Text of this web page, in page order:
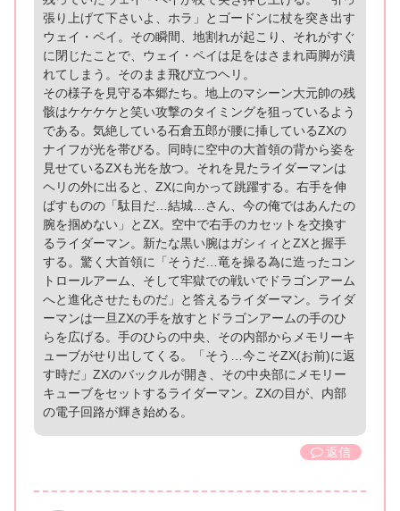
張り上げて下さいよ、ホラ」とゴードンに杖を突き出す
ウェイ・ペイ。その瞬間、地割れが起こり、それがすぐ
に閉じたことで、ウェイ・ペイは足をはさまれ両脚が潰
れてしまう。そのまま飛び立つヘリ。
その様子を見守る本郷たち。地上のマシーン大元帥の残
骸はケケケケと笑い攻撃のタイミングを狙っているよう
である。気絶している石倉五郎が腰に挿しているZXの
ナイフが光を帯びる。同時に空中の大首領の背から姿を
見せているZXも光を放つ。それを見たライダーマンは
ヘリの外に出ると、ZXに向かって跳躍する。右手を伸
ばすものの「駄目だ…結城…さん、今の俺ではあんたの
腕を掴めない」とZX。空中で右手のカセットを交換す
るライダーマン。新たな黒い腕はガシィィとZXと握手
する。驚く大首領に「そうだ…竜を操る為に造ったコン
トロールアーム、そして牢獄での戦いでドラゴンアーム
へと進化させたものだ」と答えるライダーマン。ライダ
ーマンは一旦ZXの手を放すとドラゴンアームの手のひ
らを広げる。手のひらの中央、その内部からメモリーキ
ューブがせり出してくる。「そう…今こそZX(お前)に返
す時だ」ZXのバックルが開き、その中央部にメモリー
キューブをセットするライダーマン。ZXの目が、内部
の電子回路が輝き始める。
返信